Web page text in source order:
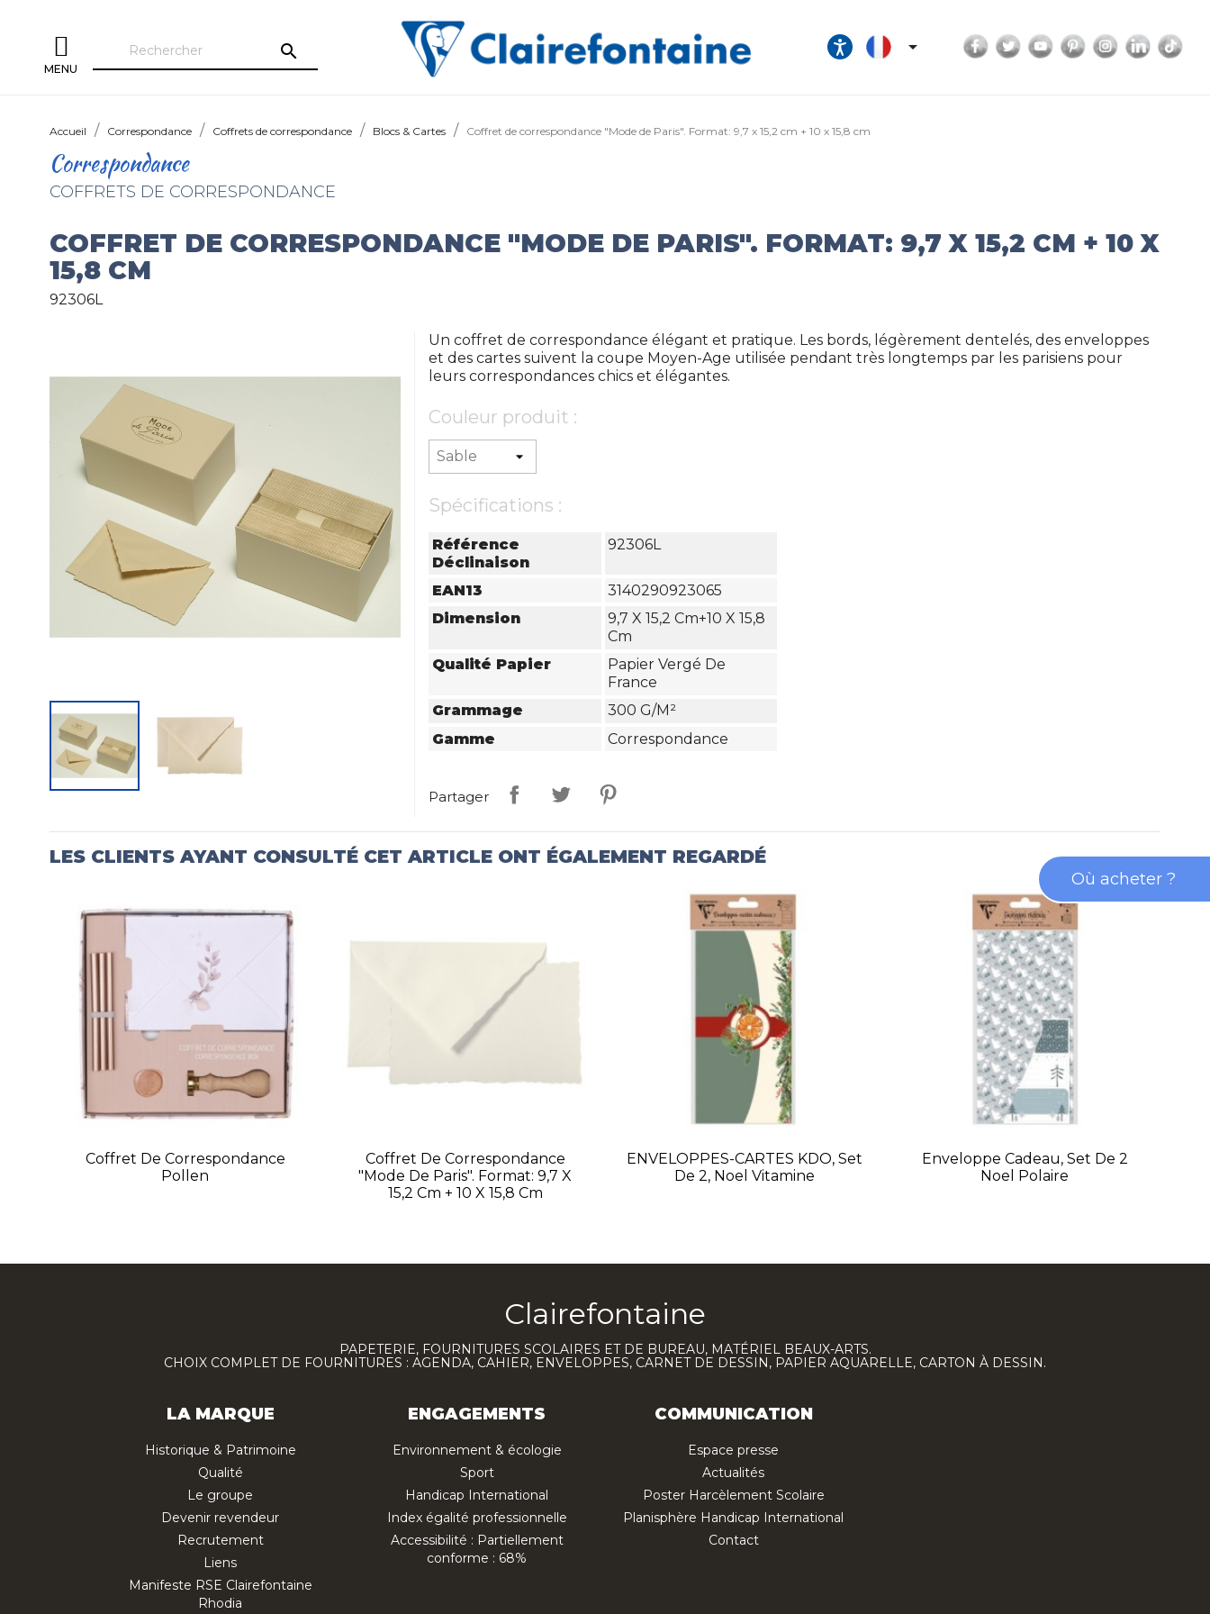
MENU
search  Facebook
TwitterYouTubePinterestInstagram
Accueil Correspondance Coffrets de correspondance Blocs & Cartes Coffret de correspondance "Mode de Paris". Format: 9,7 x 15,2 cm + 10 x 15,8 cm
Correspondance
COFFRETS DE CORRESPONDANCE
COFFRET DE CORRESPONDANCE "MODE DE PARIS". FORMAT: 9,7 X 15,2 CM + 10 X
15,8 CM
92306L
Un coffret de correspondance élégant et pratique. Les bords, légèrement dentelés, des enveloppes
et des cartes suivent la coupe Moyen-Age utilisée pendant très longtemps par les parisiens pour
leurs correspondances chics et élégantes.
Couleur produit :
Spécifications :
Référence
Déclinaison
92306L
EAN13
3140290923065
Dimension
9,7 X 15,2 Cm+10 X 15,8
Cm
Qualité Papier
Papier Vergé De
France
Grammage
300 G/m²
Gamme
Correspondance
Partager
LES CLIENTS AYANT CONSULTÉ CET ARTICLE ONT ÉGALEMENT REGARDÉ
Coffret De Correspondance
Pollen
Coffret De Correspondance
"Mode De Paris". Format: 9,7 X
15,2 Cm + 10 X 15,8 Cm
ENVELOPPES-CARTES KDO, Set
De 2, Noel Vitamine
Enveloppe Cadeau, Set De 2
Noel Polaire
Clairefontaine
PAPETERIE, FOURNITURES SCOLAIRES ET DE BUREAU, MATÉRIEL BEAUX-ARTS.
CHOIX COMPLET DE FOURNITURES : AGENDA, CAHIER, ENVELOPPES, CARNET DE DESSIN, PAPIER AQUARELLE, CARTON À DESSIN.
LA MARQUE
Historique & Patrimoine
Qualité
Le groupe
Devenir revendeur
Recrutement
Liens
Manifeste RSE Clairefontaine
Rhodia
ENGAGEMENTS
Environnement & écologie
Sport
Handicap International
Index égalité professionnelle
Accessibilité : Partiellement
conforme : 68%
COMMUNICATION
Espace presse
Actualités
Poster Harcèlement Scolaire
Planisphère Handicap International
Contact
Où acheter ?